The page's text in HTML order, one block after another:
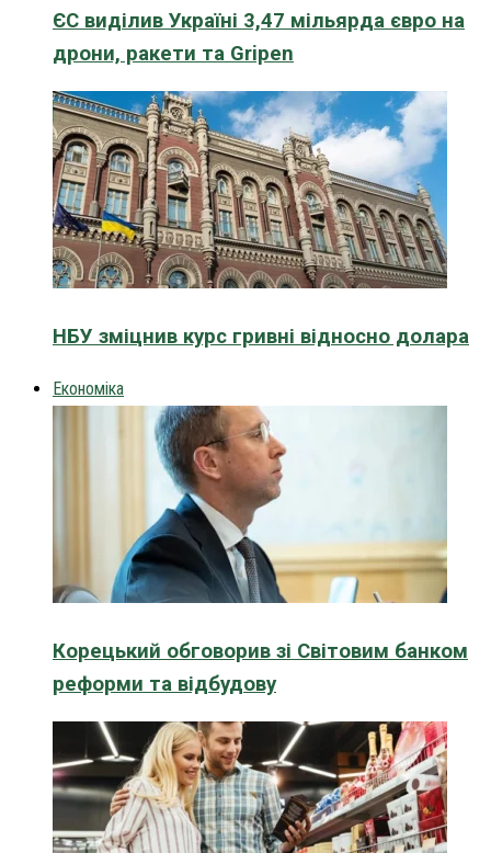
ЄС виділив Україні 3,47 мільярда євро на
дрони, ракети та Gripen
НБУ зміцнив курс гривні відносно долара
Економіка
Корецький обговорив зі Світовим банком
реформи та відбудову